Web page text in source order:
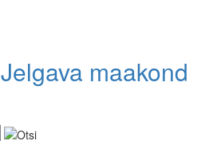
Jelgava maakond